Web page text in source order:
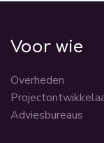
Voor wie
Overheden
Adviesbureaus